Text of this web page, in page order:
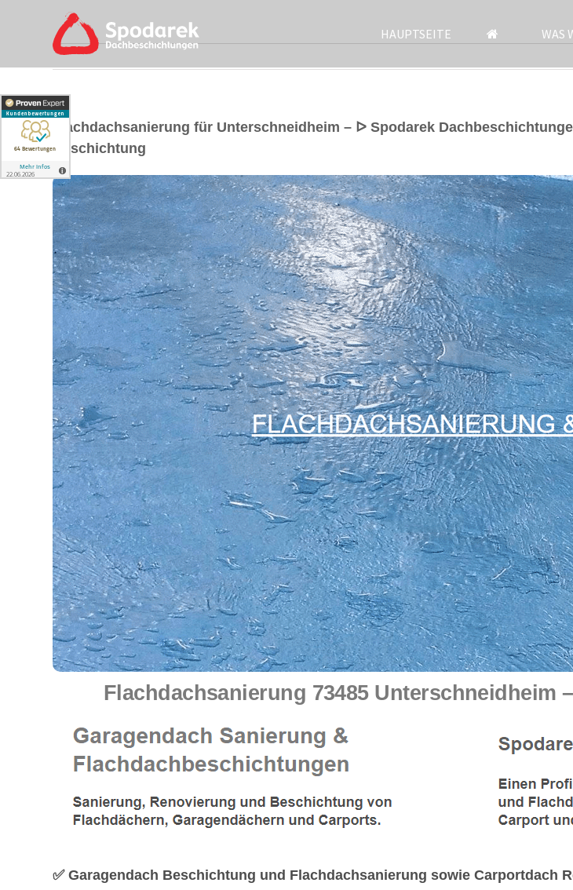
HAUPTSEITE WAS
Flachdachsanierung für Unterschneidheim – ᐅ Spodarek
Beschichtung
Flachdachsanierung 73485 Unterschneidheim
✅ Garagendach Beschichtung und Flachdachsanierung sowie Carportdach